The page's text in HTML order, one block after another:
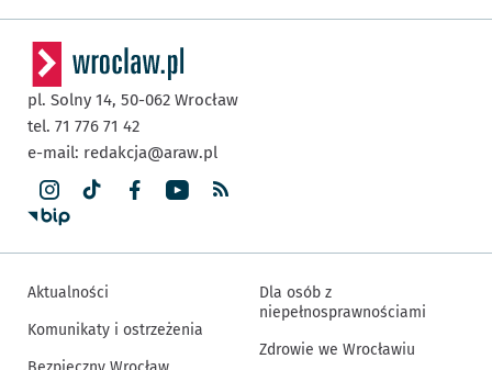
pl. Solny 14, 50-062 Wrocław
tel. 71 776 71 42
e-mail: redakcja@araw.pl
Aktualności
Komunikaty i ostrzeżenia
Dla osób z
niepełnosprawnościami
Zdrowie we Wrocławiu